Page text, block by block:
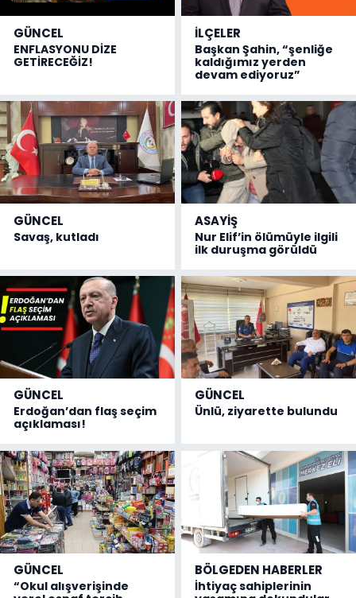
GÜNCEL
ENFLASYONU DİZE
GETİRECEĞİZ!
İLÇELER
Başkan Şahin, “şenliğe
kaldığımız yerden
devam ediyoruz”
GÜNCEL
Savaş, kutladı
ASAYİŞ
Nur Elif’in ölümüyle ilgili
ilk duruşma görüldü
GÜNCEL
Erdoğan’dan flaş seçim
açıklaması!
GÜNCEL
Ünlü, ziyarette bulundu
GÜNCEL
“Okul alışverişinde
BÖLGEDEN HABERLER
İhtiyaç sahiplerinin